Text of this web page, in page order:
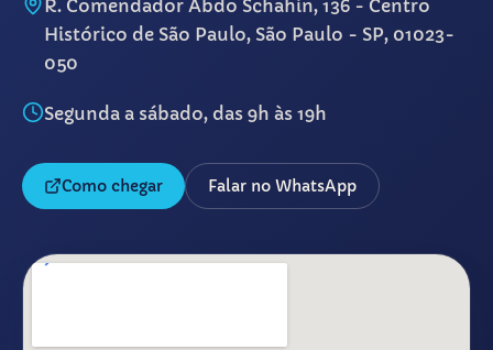
R. Comendador Abdo Schahin, 136 - Centro
Histórico de São Paulo, São Paulo - SP, 01023-
050
Segunda a sábado, das 9h às 19h
Como chegar Falar no WhatsApp